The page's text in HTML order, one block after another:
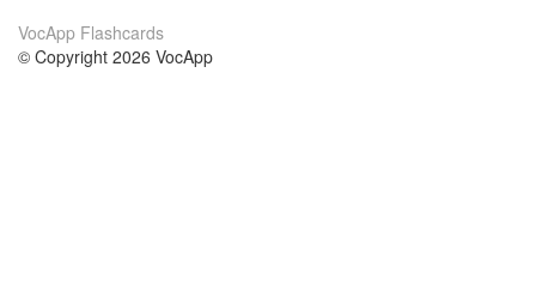
VocApp Flashcards
© Copyright 2026 VocApp